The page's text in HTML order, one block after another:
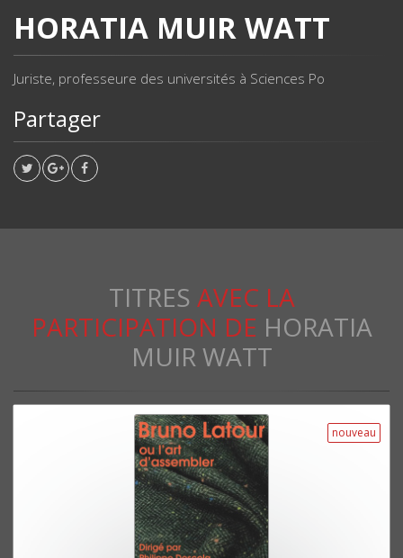
HORATIA MUIR WATT
Juriste, professeure des universités à Sciences Po
Partager
TITRES AVEC LA
PARTICIPATION DE HORATIA
MUIR WATT
nouveau